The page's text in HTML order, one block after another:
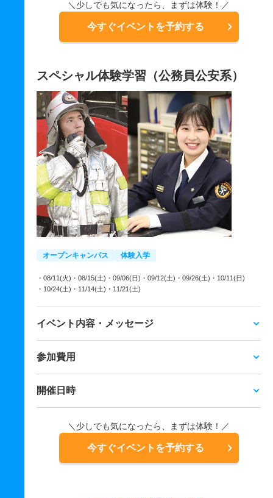
＼少しでも気になったら、まずは体験！／
今すぐイベントを予約する
スペシャル体験学習（公務員公安系）
オープンキャンパス 体験入学
・08/11(火) ・08/15(土) ・09/06(日) ・09/12(土) ・09/26(土) ・10/11(日)
・10/24(土) ・11/14(土) ・11/21(土)
イベント内容・メッセージ
参加費用
開催日時
＼少しでも気になったら、まずは体験！／
今すぐイベントを予約する